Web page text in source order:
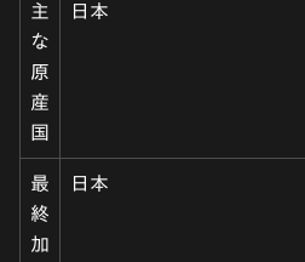
主
な
原
産
国
日本
最
終
加
日本